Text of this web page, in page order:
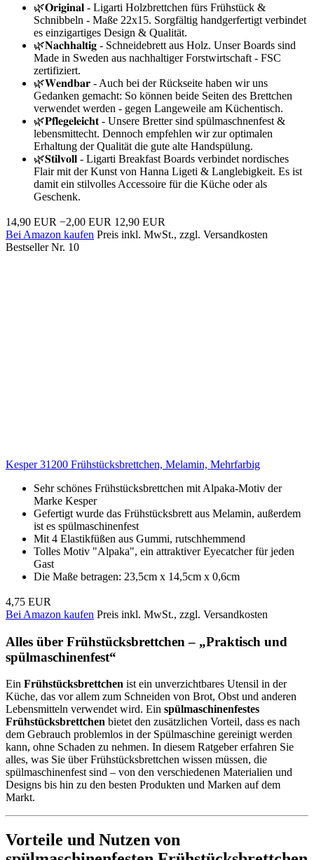
🌿𝐎𝐫𝐢𝐠𝐢𝐧𝐚𝐥 - Ligarti Holzbrettchen fürs Frühstück &
Schnibbeln - Maße 22x15. Sorgfältig handgerfertigt verbindet
es einzigartiges Design & Qualität.
🌿𝐍𝐚𝐜𝐡𝐡𝐚𝐥𝐭𝐢𝐠 - Schneidebrett aus Holz. Unser Boards sind
Made in Sweden aus nachhaltiger Forstwirtschaft - FSC
zertifiziert.
🌿𝐖𝐞𝐧𝐝𝐛𝐚𝐫 - Auch bei der Rückseite haben wir uns
Gedanken gemacht: So können beide Seiten des Brettchen
verwendet werden - gegen Langeweile am Küchentisch.
🌿𝐏𝐟𝐥𝐞𝐠𝐞𝐥𝐞𝐢𝐜𝐡𝐭 - Unsere Bretter sind spülmaschnenfest &
lebensmittecht. Dennoch empfehlen wir zur optimalen
Erhaltung der Qualität die gute alte Handspülung.
🌿𝐒𝐭𝐢𝐥𝐯𝐨𝐥𝐥 - Ligarti Breakfast Boards verbindet nordisches
Flair mit der Kunst von Hanna Ligeti & Langlebigkeit. Es ist
damit ein stilvolles Accessoire für die Küche oder als
Geschenk.
14,90 EUR −2,00 EUR 12,90 EUR
Bei Amazon kaufen Preis inkl. MwSt., zzgl. Versandkosten
Bestseller Nr. 10
Kesper 31200 Frühstücksbrettchen, Melamin, Mehrfarbig
Sehr schönes Frühstücksbrettchen mit Alpaka-Motiv der
Marke Kesper
Gefertigt wurde das Frühstücksbrett aus Melamin, außerdem
ist es spülmaschinenfest
Mit 4 Elastikfüßen aus Gummi, rutschhemmend
Tolles Motiv "Alpaka", ein attraktiver Eyecatcher für jeden
Gast
Die Maße betragen: 23,5cm x 14,5cm x 0,6cm
4,75 EUR
Bei Amazon kaufen Preis inkl. MwSt., zzgl. Versandkosten
Alles über Frühstücksbrettchen – „Praktisch und
spülmaschinenfest“
Ein Frühstücksbrettchen ist ein unverzichtbares Utensil in der
Küche, das vor allem zum Schneiden von Brot, Obst und anderen
Lebensmitteln verwendet wird. Ein spülmaschinenfestes
Frühstücksbrettchen bietet den zusätzlichen Vorteil, dass es nach
dem Gebrauch problemlos in der Spülmaschine gereinigt werden
kann, ohne Schaden zu nehmen. In diesem Ratgeber erfahren Sie
alles, was Sie über Frühstücksbrettchen wissen müssen, die
spülmaschinenfest sind – von den verschiedenen Materialien und
Designs bis hin zu den besten Produkten und Marken auf dem
Markt.
Vorteile und Nutzen von